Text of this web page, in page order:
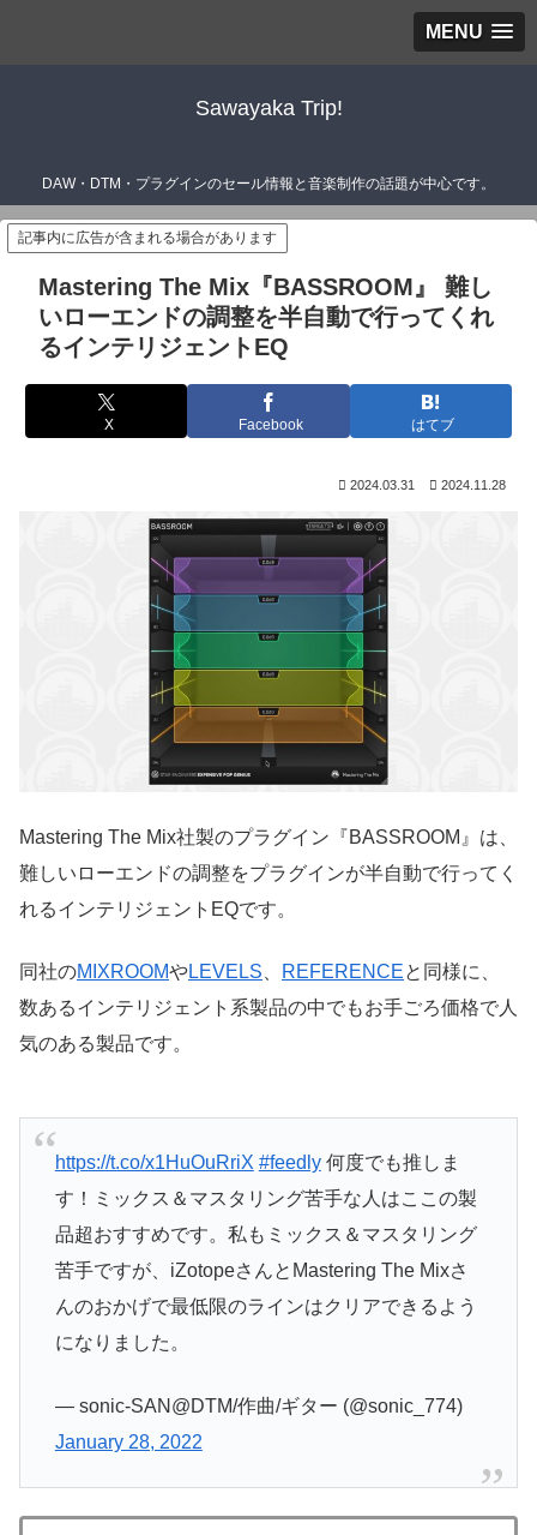
MENU
Sawayaka Trip!
DAW・DTM・プラグインのセール情報と音楽制作の話題が中心です。
記事内に広告が含まれる場合があります
Mastering The Mix『BASSROOM』 難し
いローエンドの調整を半自動で行ってくれ
るインテリジェントEQ
X Facebook はてブ
2024.03.31 2024.11.28
Mastering The Mix社製のプラグイン『BASSROOM』は、
難しいローエンドの調整をプラグインが半自動で行ってく
れるインテリジェントEQです。
同社のMIXROOMやLEVELS REFERENCEと同様に、
数あるインテリジェント系製品の中でもお手ごろ価格で人
気のある製品です。
https://t.co/x1HuOuRriX #feedly何度でも推しま
す！ミックス＆マスタリング苦手な人はここの製
品超おすすめです。私もミックス＆マスタリング
苦手ですが、iZotopeさんとMastering The Mixさ
んのおかげで最低限のラインはクリアできるよう
になりました。
— sonic-SAN@DTM/作曲/ギター (@sonic_774)
January 28, 2022